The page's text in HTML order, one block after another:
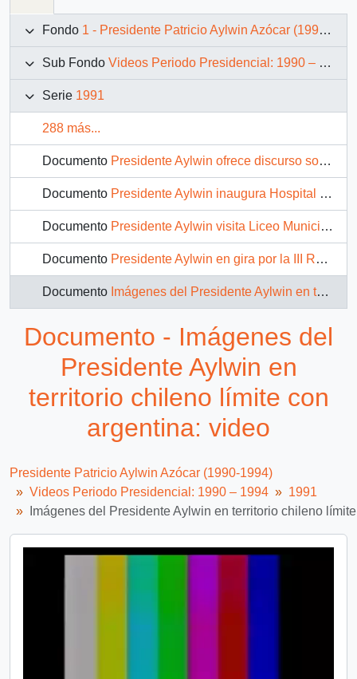
Fondo 1 - Presidente Patricio Aylwin Azócar (1990-1994)
Sub Fondo Videos Periodo Presidencial: 1990 – 1994
Serie 1991
288 más...
Documento Presidente Aylwin ofrece discurso sobre urbanización de la Región Metropolitana: video
Documento Presidente Aylwin inaugura Hospital en Valdivia: video
Documento Presidente Aylwin visita Liceo Municipal B37 de Ancud: video
Documento Presidente Aylwin en gira por la III Región: video
Documento Imágenes del Presidente Aylwin en territorio chileno límite con argentina: video
Documento - Imágenes del
Presidente Aylwin en
territorio chileno límite con
argentina: video
Presidente Patricio Aylwin Azócar (1990-1994)
Videos Periodo Presidencial: 1990 – 1994
1991
Imágenes del Presidente Aylwin en territorio chileno
Video